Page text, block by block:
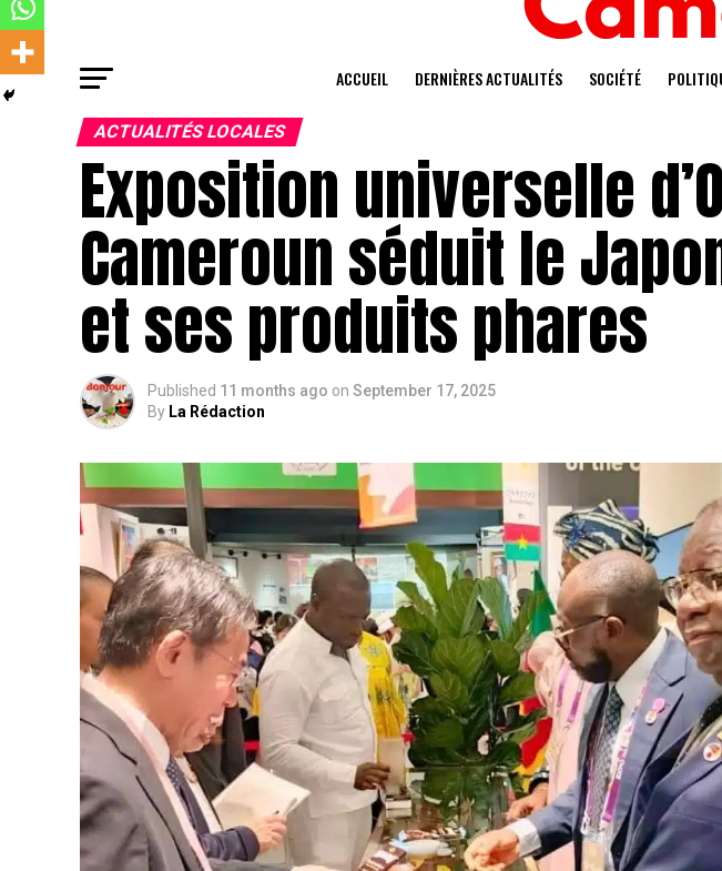
ACCUEIL DERNIÈRES ACTUALITÉS SOCIÉTÉ
ACTUALITÉS LOCALES
Exposition universelle
Cameroun séduit le
et ses produits phares
Published 11 months ago on September 17, 2025
By La Rédaction